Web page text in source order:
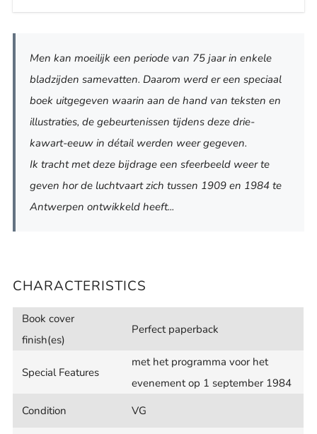
Men kan moeilijk een periode van 75 jaar in enkele
bladzijden samevatten. Daarom werd er een speciaal
boek uitgegeven waarin aan de hand van teksten en
illustraties, de gebeurtenissen tijdens deze drie-
kawart-eeuw in détail werden weer gegeven.
Ik tracht met deze bijdrage een sfeerbeeld weer te
geven hor de luchtvaart zich tussen 1909 en 1984 te
Antwerpen ontwikkeld heeft...
CHARACTERISTICS
Book cover
finish(es)
Perfect paperback
Special Features
met het programma voor het
evenement op 1 september 1984
Condition
VG